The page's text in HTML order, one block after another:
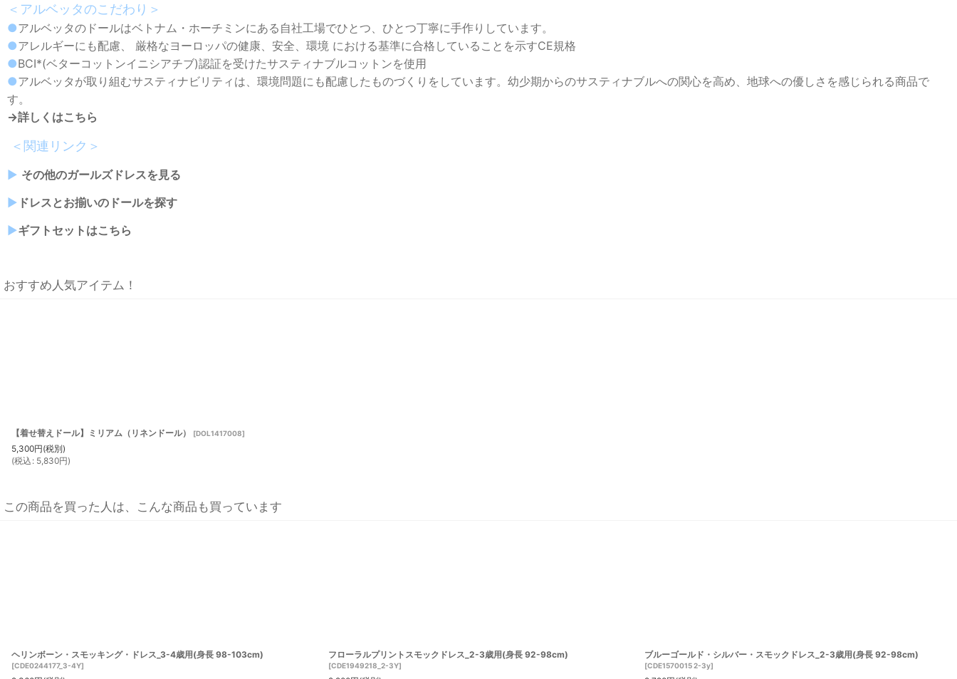
＜アルベッタのこだわり＞
●アルベッタのドールはベトナム・ホーチミンにある自社工場でひとつ、ひとつ丁寧に手作りしています。
●アレルギーにも配慮、 厳格なヨーロッパの健康、安全、環境 における基準に合格していることを示すCE規格
●BCI*(ベターコットンイニシアチブ)認証を受けたサスティナブルコットンを使用
●アルベッタが取り組むサスティナビリティは、環境問題にも配慮したものづくりをしています。幼少期からのサスティナブルへの関心を高め、地球への優しさを感じられる商品で
す。
→詳しくはこちら
＜関連リンク＞
▶︎ その他のガールズドレスを見る
▶︎ ドレスとお揃いのドールを探す
▶︎ギフトセットはこちら
おすすめ人気アイテム！
【着せ替えドール】ミリアム（リネンドール） [DOL1417008]
5,300円(税別)
(税込 : 5,830円)
この商品を買った人は、こんな商品も買っています
ヘリンボーン・スモッキング・ドレス_3-4歳用(身長 98-103cm)
[CDE0244177_3-4Y]
フローラルプリントスモックドレス_2-3歳用(身長 92-98cm)
[CDE1949218_2-3Y]
ブルーゴールド・シルバー・スモックドレス_2-3歳用(身長 92-98cm)
[CDE1570015 2-3y]